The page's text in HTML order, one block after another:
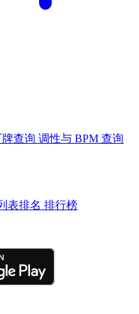
牌查询 调性与 BPM 查询
表排名 排行榜